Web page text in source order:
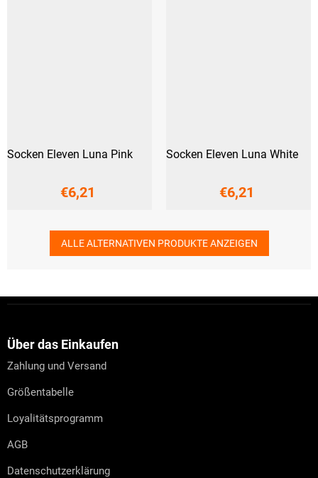
Socken Eleven Luna Pink
€6,21
Socken Eleven Luna White
€6,21
ALLE ALTERNATIVEN PRODUKTE ANZEIGEN
Über das Einkaufen
Zahlung und Versand
Größentabelle
Loyalitätsprogramm
AGB
Datenschutzerklärung